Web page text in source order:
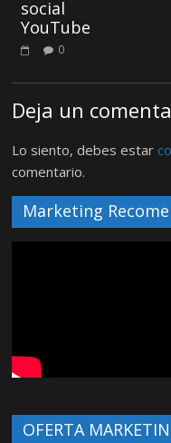
social
YouTube
0
Deja un
Lo siento, debes estar
comentario.
Marketing
OFERTA